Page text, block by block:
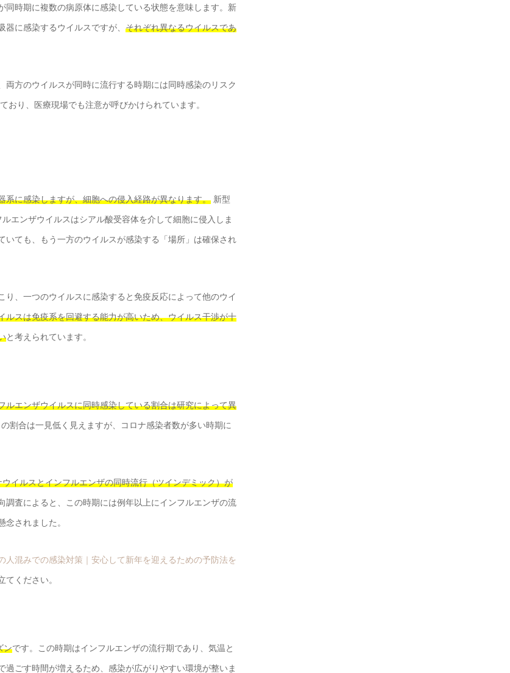
同時期に複数の病原体に感染している状態を意味します。新
に感染するウイルスですが、 それぞれ異なるウイルスであ
、両方のウイルスが同時に流行する時期には同時感染のリスク
り、医療現場でも注意が呼びかけられています。
に感染しますが、細胞への侵入経路が異なります。 新型
エンザウイルスはシアル酸受容体を介して細胞に侵入しま
ても、もう一方のウイルスが感染する「場所」は確保され
、一つのウイルスに感染すると免疫反応によって他のウイ
ルスは免疫系を回避する能力が高いため、ウイルス干渉が十
と考えられています。
ルエンザウイルスに同時感染している割合は研究によって異
の割合は一見低く見えますが、コロナ感染者数が多い時期に
イルスとインフルエンザの同時流行（ツインデミック）が
査によると、この時期には例年以上にインフルエンザの流
されました。
人混みでの感染対策｜安心して新年を迎えるための予防法を
てください。
ンです。この時期はインフルエンザの流行期であり、気温と
ごす時間が増えるため、感染が広がりやすい環境が整いま